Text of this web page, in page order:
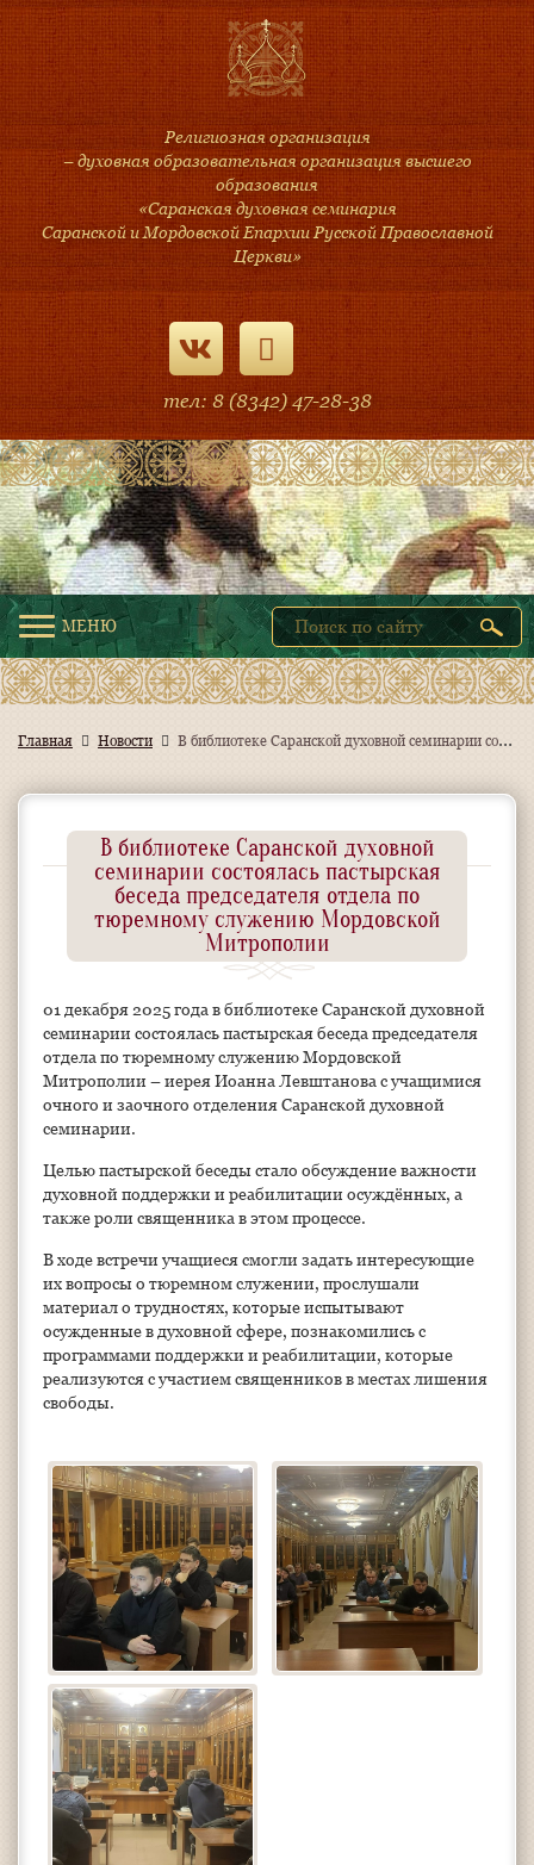
Религиозная организация
– духовная образовательная организация высшего
образования
«Саранская духовная семинария
Саранской и Мордовской Епархии Русской Православной
Церкви»
тел: 8 (8342) 47-28-38
МЕНЮ
Главная Новости В
библиотеке Саранской духовной семинарии состоялась пастырская беседа председателя отдела по тюремному служению Мордовской Митрополии
В библиотеке Саранской духовной
семинарии состоялась пастырская
беседа председателя отдела по
тюремному служению Мордовской
Митрополии
01 декабря 2025 года в библиотеке Саранской духовной
семинарии состоялась пастырская беседа председателя
отдела по тюремному служению Мордовской
Митрополии – иерея Иоанна Левштанова с учащимися
очного и заочного отделения Саранской духовной
семинарии.
Целью пастырской беседы стало обсуждение важности
духовной поддержки и реабилитации осуждённых, а
также роли священника в этом процессе.
В ходе встречи учащиеся смогли задать интересующие
их вопросы о тюремном служении, прослушали
материал о трудностях, которые испытывают
осужденные в духовной сфере, познакомились с
программами поддержки и реабилитации, которые
реализуются с участием священников в местах лишения
свободы.